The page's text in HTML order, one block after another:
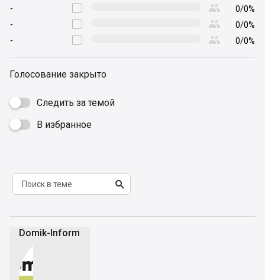

-  0/0%

-  0/0%

-  0/0%
Голосование закрыто
Следить за темой
 В избранное

Domik-Inform